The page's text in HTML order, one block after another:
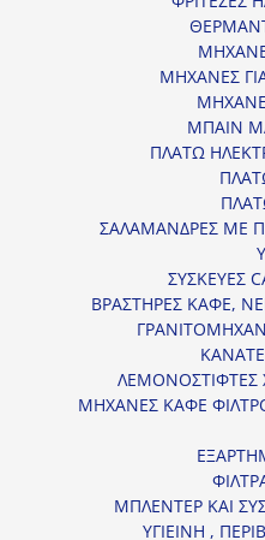
ΜΗΧΑΝΕΣ
ΜΠΑΙΝ
ΠΛΑΤΩ
ΣΑΛΑΜΑΝΔΡΕΣ ΜΕ
ΣΥΣΚΕΥΕΣ
ΒΡΑΣΤΗΡΕΣ ΚΑΦΕ,
ΛΕΜΟΝΟΣΤΙΦΤΕΣ
ΜΗΧΑΝΕΣ ΚΑΦΕ
ΜΠΛΕΝΤΕΡ ΚΑΙ
ΥΓΙΕΙΝΗ ,